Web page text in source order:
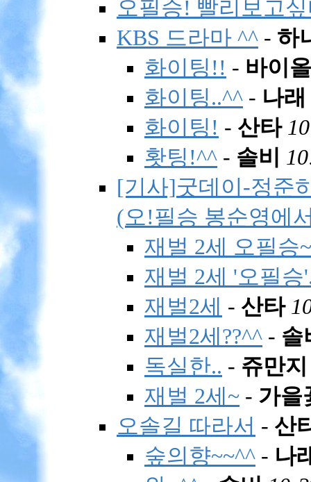
오필승! 빨리보고
KBS 드라마 ^^ - 하
화이팅!! - 바이
화이팅..^^ - 나래
화이팅! - 산타
홧팅!^^ - 솔비
[기사]굿데이-정준
(오!필승 봉순영에
재벌 2세 오필승~
재벌 2세 '오필승
재벌2세 - 산타
재벌2세??^^ - 솔
독실한.. - 쥬만지
재벌 2세~ - 가을
오솔길 따라서 - 산
숲의향~~^^ - 나